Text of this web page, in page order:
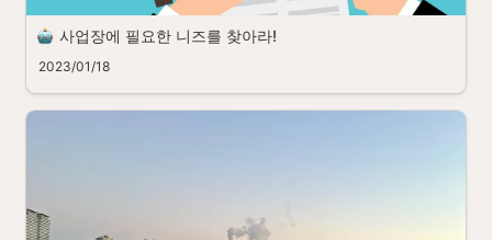
사업장에 필요한 니즈를 찾아라!
2023/01/18